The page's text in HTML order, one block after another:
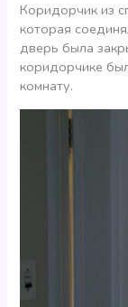
Коридорчик из
которая
дверь была
коридорчике
комнату.